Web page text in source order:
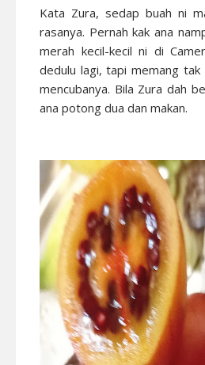
Kata Zura, sedap buah ni
rasanya. Pernah kak ana
merah kecil-kecil ni di
dedulu lagi, tapi memang
mencubanya. Bila Zura dah
ana potong dua dan makan.